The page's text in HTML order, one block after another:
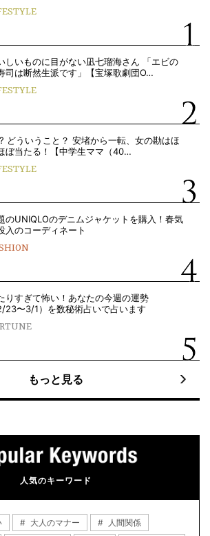
しいものに目がない凪七瑠海さん 「エビの
司は断然生派です」【宝塚歌劇団O…
どういうこと？ 安堵から一転、女の勘はほ
ぼ当たる！【中学生ママ（40…
のUNIQLOのデニムジャケットを購入！春気
入のコーディネート
りすぎて怖い！あなたの今週の運勢
2/23〜3/1）を数秘術占いで占います
もっと見る
人気のキーワード
大人のマナー
人間関係